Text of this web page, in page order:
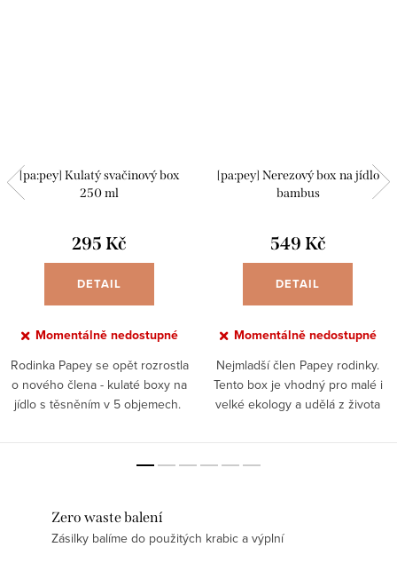
[pa:pey] Kulatý svačinový box
250 ml
295 Kč
DETAIL
Momentálně nedostupné
Rodinka Papey se opět rozrostla
o nového člena - kulaté boxy na
jídlo s těsněním v 5 objemech.
nepropustí ani...
[pa:pey] Nerezový box na jídlo
bambus
549 Kč
DETAIL
Momentálně nedostupné
Nejmladší člen Papey rodinky.
Tento box je vhodný pro malé i
velké ekology a udělá z života
nahraďte je raději...
Zero waste balení
Zásilky balíme do použitých krabic a výplní